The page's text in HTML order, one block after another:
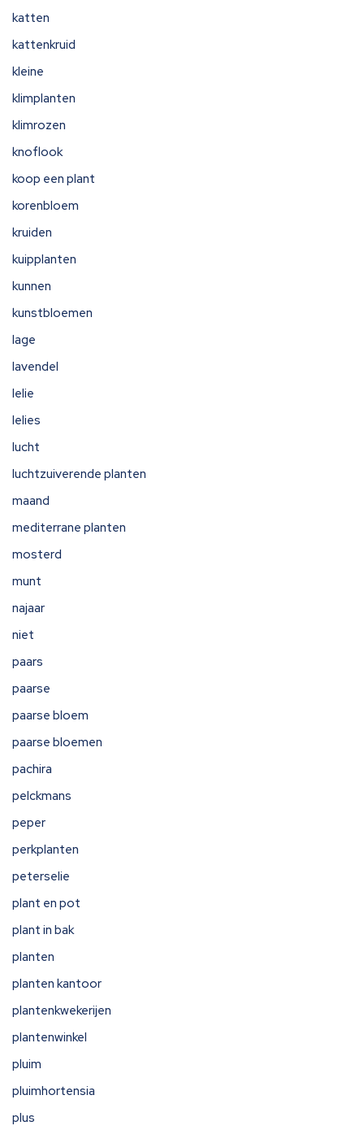
katten
kattenkruid
kleine
klimplanten
klimrozen
knoflook
koop een plant
korenbloem
kruiden
kuipplanten
kunnen
kunstbloemen
lage
lavendel
lelie
lelies
lucht
luchtzuiverende planten
maand
mediterrane planten
mosterd
munt
najaar
niet
paars
paarse
paarse bloem
paarse bloemen
pachira
pelckmans
peper
perkplanten
peterselie
plant en pot
plant in bak
planten
planten kantoor
plantenkwekerijen
plantenwinkel
pluim
pluimhortensia
plus